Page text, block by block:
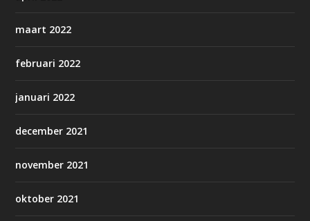
maart 2022
februari 2022
januari 2022
december 2021
november 2021
oktober 2021